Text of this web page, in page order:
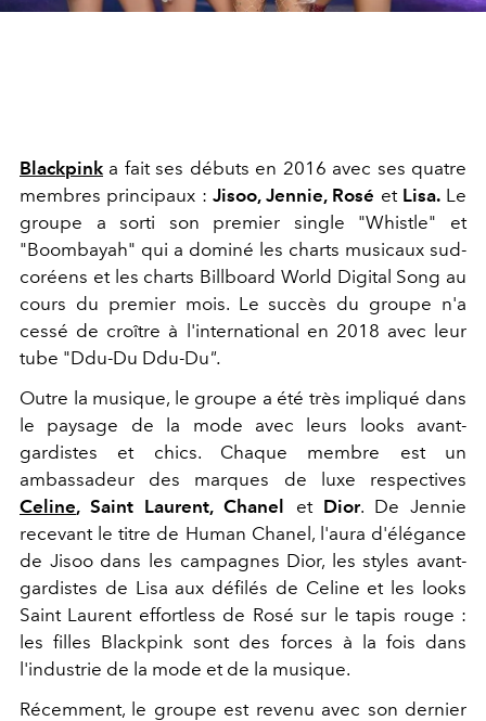
Blackpink a fait ses débuts en 2016 avec ses quatre
membres principaux : Jisoo, Jennie, Rosé et Lisa.Le
groupe a sorti son premier single "Whistle"
et
"Boombayah" qui a dominé les charts musicaux sud-
coréens et les charts Billboard World Digital Song au
cours du premier mois. Le succès du groupe n'a
cessé de croître à l'international en 2018 avec leur
tube "Ddu-Du Ddu-Du".
Outre la musique, le groupe a été très impliqué dans
le paysage de la mode avec leurs looks avant-
gardistes et chics. Chaque membre est un
ambassadeur des marques de luxe respectives
Celine, Saint Laurent, Chanel etDior. De Jennie
recevant le titre de Human Chanel, l'aura d'élégance
de Jisoo dans les campagnes Dior, les styles avant-
gardistes de Lisa aux défilés de Celine et les looks
Saint Laurent effortless de Rosé sur le tapis rouge :
les filles Blackpink sont des forces à la fois dans
l'industrie de la mode et de la musique.
Récemment, le groupe est revenu avec son dernier